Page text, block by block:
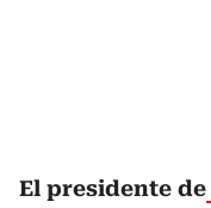
El presidente de